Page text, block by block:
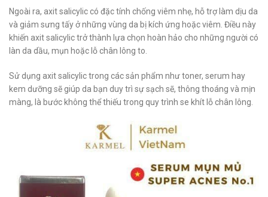
Ngoài ra, axit salicylic có đặc tính chống viêm nhẹ, hỗ trợ làm dịu da
và giảm sưng tấy ở những vùng da bị kích ứng hoặc viêm. Điều này
khiến axit salicylic trở thành lựa chọn hoàn hảo cho những người có
làn da dầu, mụn hoặc lỗ chân lông to.
Sử dụng axit salicylic trong các sản phẩm như toner, serum hay
kem dưỡng sẽ giúp da bạn duy trì sự sạch sẽ, thông thoáng và mịn
màng, là bước không thể thiếu trong quy trình se khít lỗ chân lông.